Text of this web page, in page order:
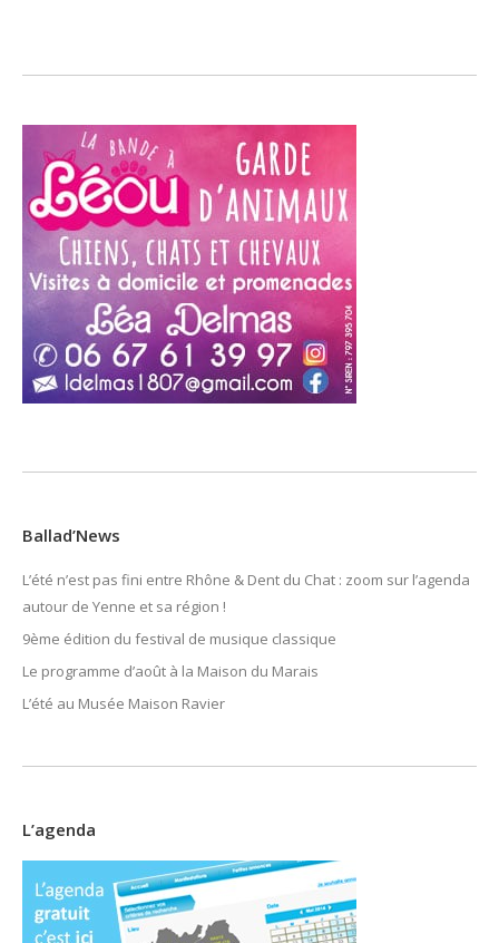
Ballad’News
L’été n’est pas fini entre Rhône & Dent du Chat : zoom sur l’agenda
autour de Yenne et sa région !
9ème édition du festival de musique classique
Le programme d’août à la Maison du Marais
L’été au Musée Maison Ravier
L’agenda